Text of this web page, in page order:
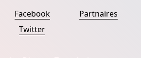
Facebook
Twitter
Partnaires